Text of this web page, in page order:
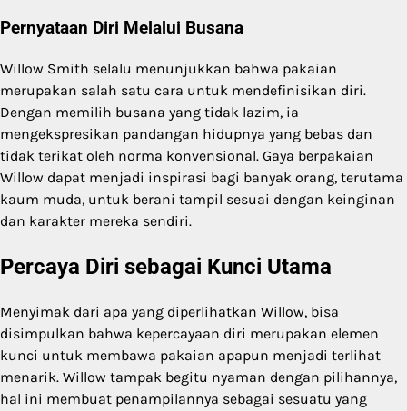
Pernyataan Diri Melalui Busana
Willow Smith selalu menunjukkan bahwa pakaian
merupakan salah satu cara untuk mendefinisikan diri.
Dengan memilih busana yang tidak lazim, ia
mengekspresikan pandangan hidupnya yang bebas dan
tidak terikat oleh norma konvensional. Gaya berpakaian
Willow dapat menjadi inspirasi bagi banyak orang, terutama
kaum muda, untuk berani tampil sesuai dengan keinginan
dan karakter mereka sendiri.
Percaya Diri sebagai Kunci Utama
Menyimak dari apa yang diperlihatkan Willow, bisa
disimpulkan bahwa kepercayaan diri merupakan elemen
kunci untuk membawa pakaian apapun menjadi terlihat
menarik. Willow tampak begitu nyaman dengan pilihannya,
hal ini membuat penampilannya sebagai sesuatu yang